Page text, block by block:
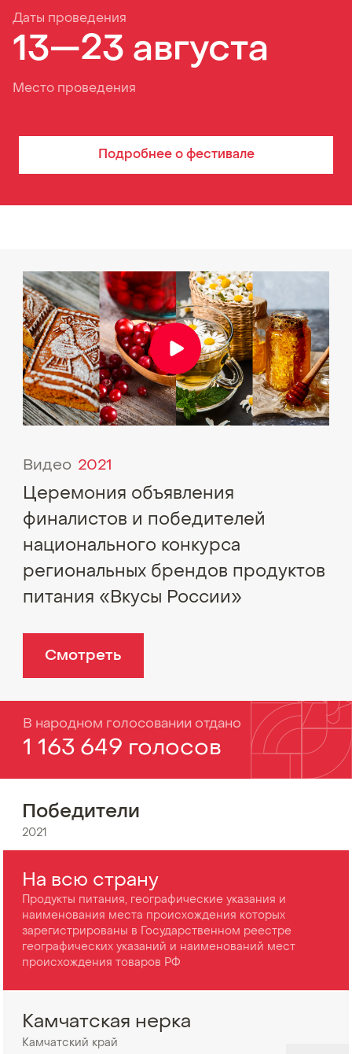
Подробнее о фестивале
Даты проведения
13—23 августа
Место проведения
Видео 2021
Церемония объявления
финалистов и победителей
национального конкурса
региональных брендов продуктов
питания «Вкусы России»
Смотреть
В народном голосовании отдано
1 163 649 голосов
Победители
2021
На всю страну
Продукты питания, географические указания и
наименования места происхождения которых
зарегистрированы в Государственном реестре
географических указаний и наименований мест
происхождения товаров РФ
Камчатская нерка
Камчатский край